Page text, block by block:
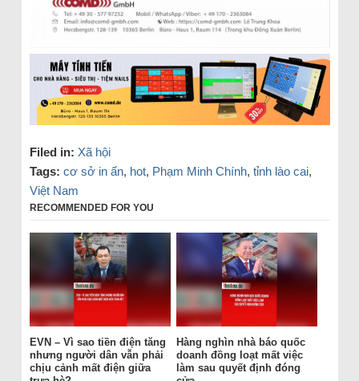
Filed in: Xã hội
Tags: cơ sở in ấn, hot, Phạm Minh Chính, tỉnh lào cai,
Việt Nam
RECOMMENDED FOR YOU
EVN – Vì sao tiền điện tăng
nhưng người dân vẫn phải
chịu cảnh mất điện giữa
Hàng nghìn nhà báo quốc
doanh đồng loạt mất việc
làm sau quyết định đóng